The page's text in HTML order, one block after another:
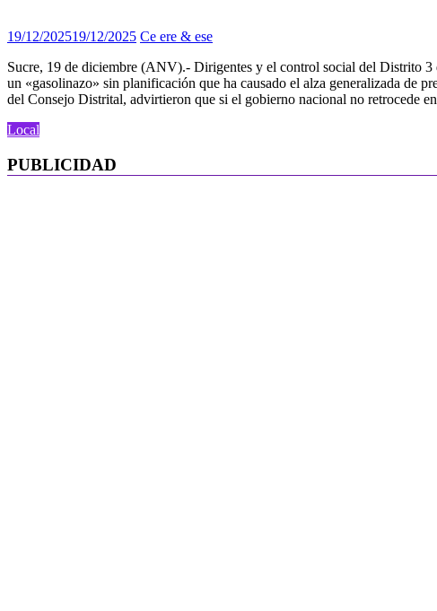
19/12/202519/12/2025 Ce ere & ese
Sucre, 19 de diciembre (ANV).- Dirigentes y el control social del Distrito 3
un «gasolinazo» sin planificación que ha causado el alza generalizada de
del Consejo Distrital, advirtieron que si el gobierno nacional no retrocede
Local
PUBLICIDAD